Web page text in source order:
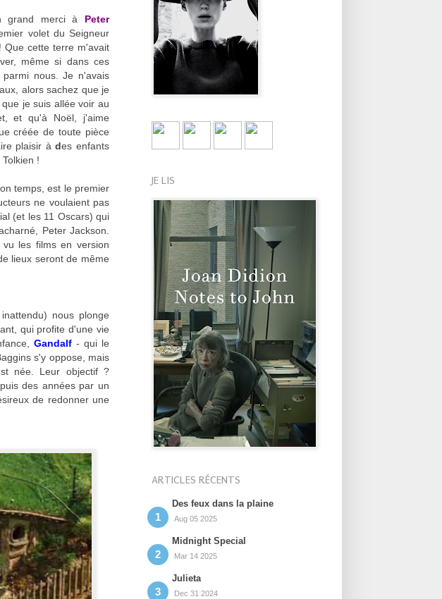
grand merci à Peter
volet du Seigneur
! Que cette terre m'avait
même si dans ces
parmi nous.Je n'avais
alors sachez que je
je suis allée voir au
et qu'à Noël, j'aime
créée de toute pièce
plaisir àdes enfants
!
temps, est le premier
ne voulaient pas
(et les 11 Oscars) qui
Peter Jackson.
les films en version
lieux seront de même
nous plonge
qui profite d'une vie
Gandalf - qui le
s'y oppose, mais
née. Leur objectif ?
des années par un
de redonner une
JE LIS
ARTICLES RÉCENTS
Des feux dans la plaine
Aug 05 2025
Midnight Special
Mar 14 2025
Julieta
Dec 31 2024